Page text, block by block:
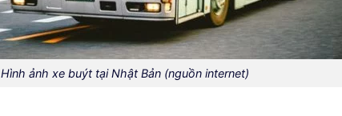
Hình ảnh xe buýt tại Nhật Bản (nguồn internet)